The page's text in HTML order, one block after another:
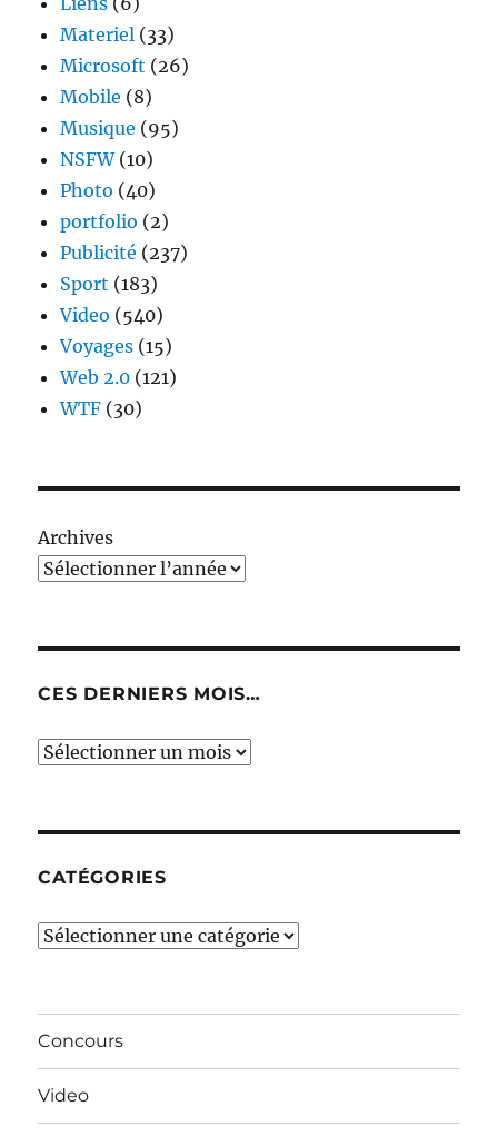
Materiel (33)
Microsoft (26)
Mobile (8)
Musique (95)
NSFW(10)
Photo (40)
portfolio (2)
Publicité (237)
Sport (183)
Video (540)
Voyages (15)
Web 2.0 (121)
WTF (30)
Archives
CES DERNIERS MOIS…
Ces
CATÉGORIES
Catégories
Concours
Video